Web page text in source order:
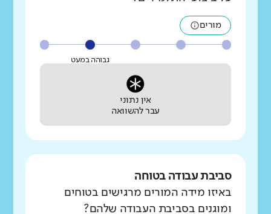
מורים
גבוהה במעט
אין נתוני
עבר להשוואה
סביבת עבודה בטוחה
באיזו מידה המורים מרגישים בטוחים
ומוגנים בסביבת העבודה שלהם?